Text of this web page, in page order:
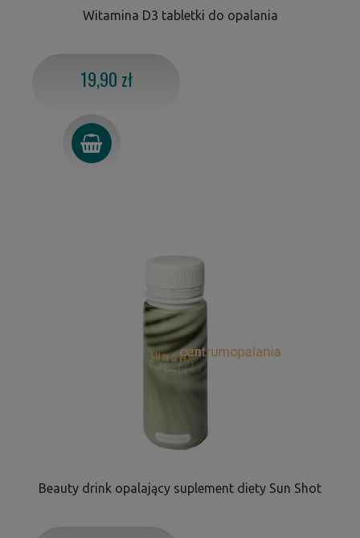
Witamina D3 tabletki do opalania
19,90 zł
Beauty drink opalający suplement diety Sun Shot